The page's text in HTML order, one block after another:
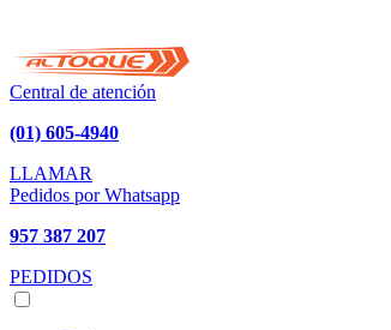
Central de atención
(01) 605-4940
LLAMAR
Pedidos por Whatsapp
957 387 207
PEDIDOS